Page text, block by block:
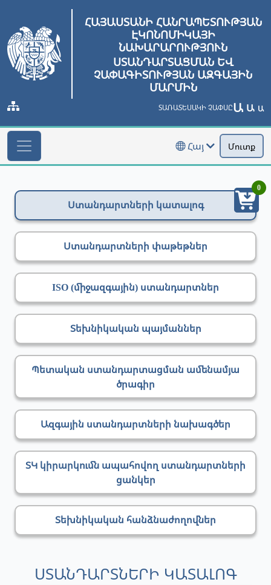
ՀԱՅԱՍՏԱՆԻ ՀԱՆՐԱՊԵՏՈՒԹՅԱՆ
ԷԿՈՆՈՄԻԿԱՅԻ
ՆԱԽԱՐԱՐՈՒԹՅՈՒՆ
ՍՏԱՆԴԱՐՏԱՑՄԱՆ ԵՎ
ՉԱՓԱԳԻՏՈՒԹՅԱՆ ԱԶԳԱՅԻՆ
ՄԱՐՄԻՆ
ՏԱՌԱՏԵՍԱԿԻ ՉԱՓՍԸԱ Ա Ա
Հայ Մուտք
Ստանդարտների կատալոգ
Ստանդարտների փաթեթներ
ISO (միջազգային) ստանդարտներ
Տեխնիկական պայմաններ
Պետական ստանդարտացման ամենամյա
ծրագիր
Ազգային ստանդարտների նախագծեր
ՏԿ կիրարկումն ապահովող ստանդարտների
ցանկեր
Տեխնիկական հանձնաժողովներ
ՍՏԱՆԴԱՐՏՆԵՐԻ ԿԱՏԱԼՈԳ
0